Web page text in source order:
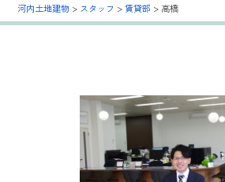
河内土地建物 > スタッフ >賃貸部 > 高橋